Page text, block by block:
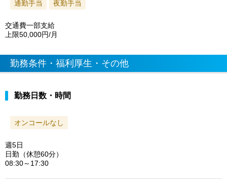
通勤手当 夜勤手当
交通費一部支給
上限50,000円/月
勤務条件・福利厚生・その他
勤務日数・時間
オンコールなし
週5日
日勤（休憩60分）
08:30～17:30